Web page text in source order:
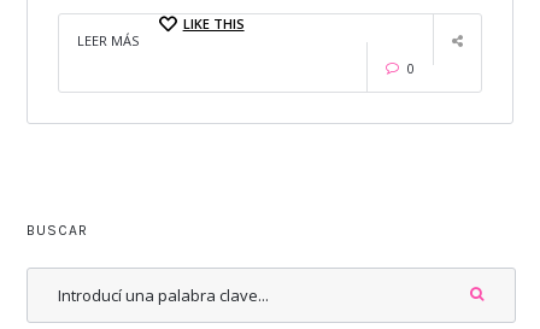
LEER MÁS
LIKE THIS
0
BUSCAR